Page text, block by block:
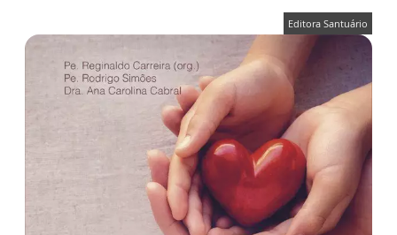
Editora Santuário